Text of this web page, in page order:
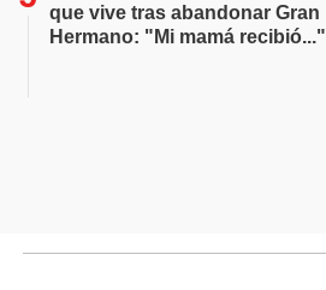
que vive tras abandonar Gran
Hermano: "Mi mamá recibió..."